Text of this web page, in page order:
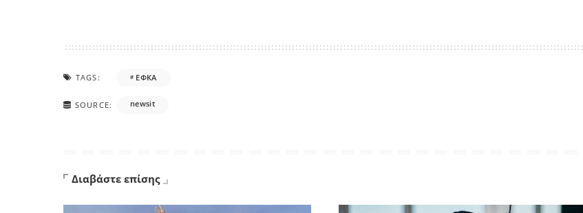
TAGS: ΕΦΚΑ
SOURCE: newsit
Διαβάστε επίσης